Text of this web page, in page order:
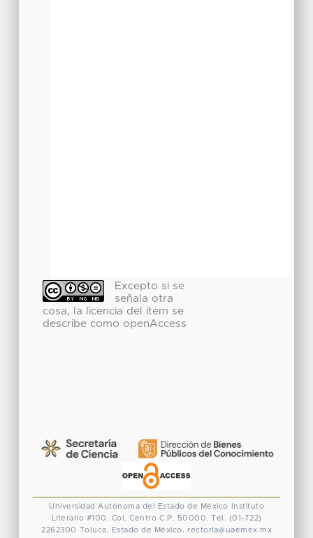
Excepto si se
señala otra
cosa, la licencia del ítem se
describe como openAccess
Universidad Autónoma del Estado de México
Instituto
Literario #100. Col. Centro C.P. 50000. Tel. (01-722)
2262300 Toluca, Estado de México. rectoria@uaemex.mx